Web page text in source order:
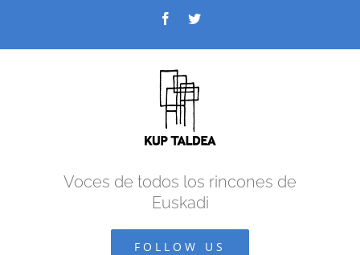
FacebookTwitter
Voces de todos los rincones de
Euskadi
FOLLOW US